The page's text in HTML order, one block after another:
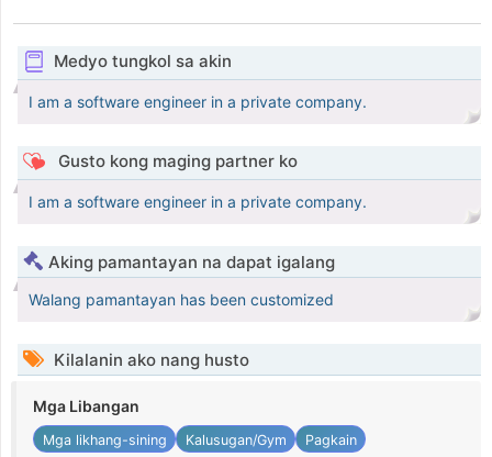
Medyo tungkol sa akin
I am a software engineer in a private company.
Gusto kong maging partner ko
I am a software engineer in a private company.
Aking pamantayan na dapat igalang
Walang pamantayan has been customized
Kilalanin ako nang husto
Mga Libangan
Mga likhang-sining Kalusugan/Gym Pagkain